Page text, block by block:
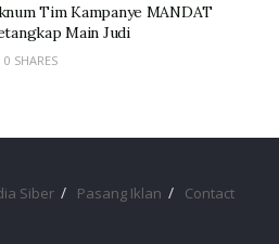
Tim Kampanye MANDAT
Main Judi
0 SHARES
Siber Pasang Iklan Contact